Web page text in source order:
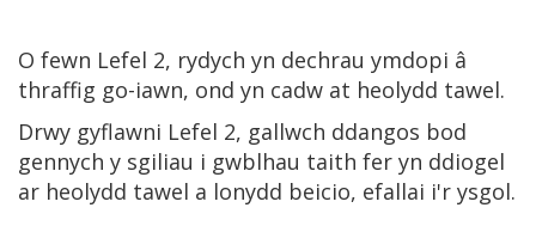
O fewn Lefel 2, rydych yn dechrau ymdopi â
thraffig go-iawn, ond yn cadw at heolydd tawel.
Drwy gyflawni Lefel 2, gallwch ddangos bod
gennych y sgiliau i gwblhau taith fer yn ddiogel
ar heolydd tawel a lonydd beicio, efallai i'r ysgol.